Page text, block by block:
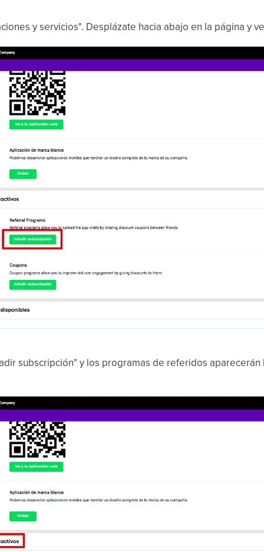
y servicios". Desplázate hacia abajo en la página y
subscripción" y los programas de referidos